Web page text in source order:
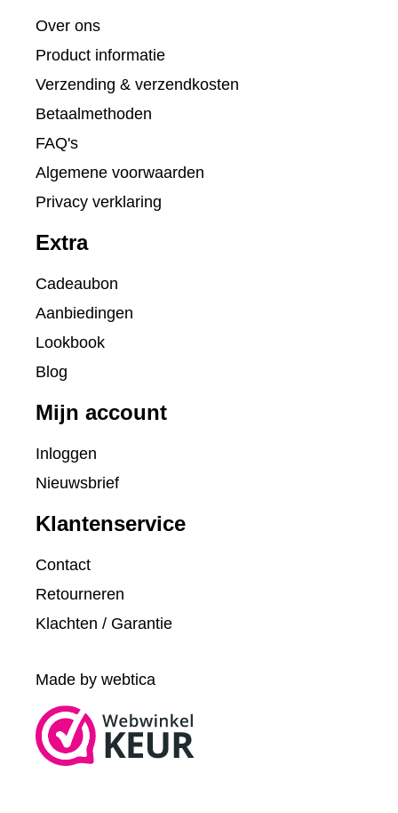
Over ons
Product informatie
Verzending & verzendkosten
Betaalmethoden
FAQ's
Algemene voorwaarden
Privacy verklaring
Extra
Cadeaubon
Aanbiedingen
Lookbook
Blog
Mijn account
Inloggen
Nieuwsbrief
Klantenservice
Contact
Retourneren
Klachten / Garantie
Made by webtica